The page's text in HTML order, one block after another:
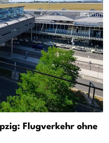
Flugverkehr ohne